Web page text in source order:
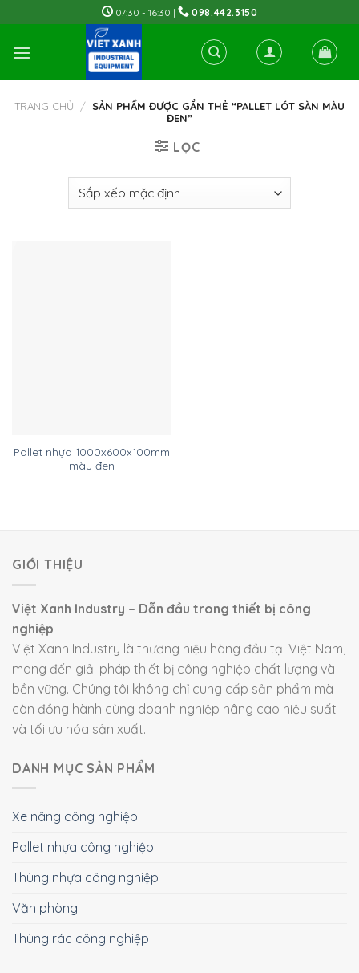
to
content
07:30 - 16:30 | 098.442.3150
TRANG CHỦ / SẢN PHẨM ĐƯỢC GẮN THẺ “PALLET LÓT SÀN MÀU
ĐEN”
LỌC
Pallet nhựa 1000x600x100mm
màu đen
GIỚI THIỆU
Việt Xanh Industry – Dẫn đầu trong thiết bị công
nghiệp
Việt Xanh Industry là thương hiệu hàng đầu tại Việt Nam,
mang đến giải pháp thiết bị công nghiệp chất lượng và
bền vững. Chúng tôi không chỉ cung cấp sản phẩm mà
còn đồng hành cùng doanh nghiệp nâng cao hiệu suất
và tối ưu hóa sản xuất.
DANH MỤC SẢN PHẨM
Xe nâng công nghiệp
Pallet nhựa công nghiệp
Thùng nhựa công nghiệp
Văn phòng
Thùng rác công nghiệp